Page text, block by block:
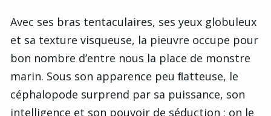
Avec ses bras tentaculaires, ses yeux globuleux
et sa texture visqueuse, la pieuvre occupe pour
bon nombre d’entre nous la place de monstre
marin. Sous son apparence peu ﬂatteuse, le
céphalopode surprend par sa puissance, son
intelligence et son pouvoir de séduction ; on le